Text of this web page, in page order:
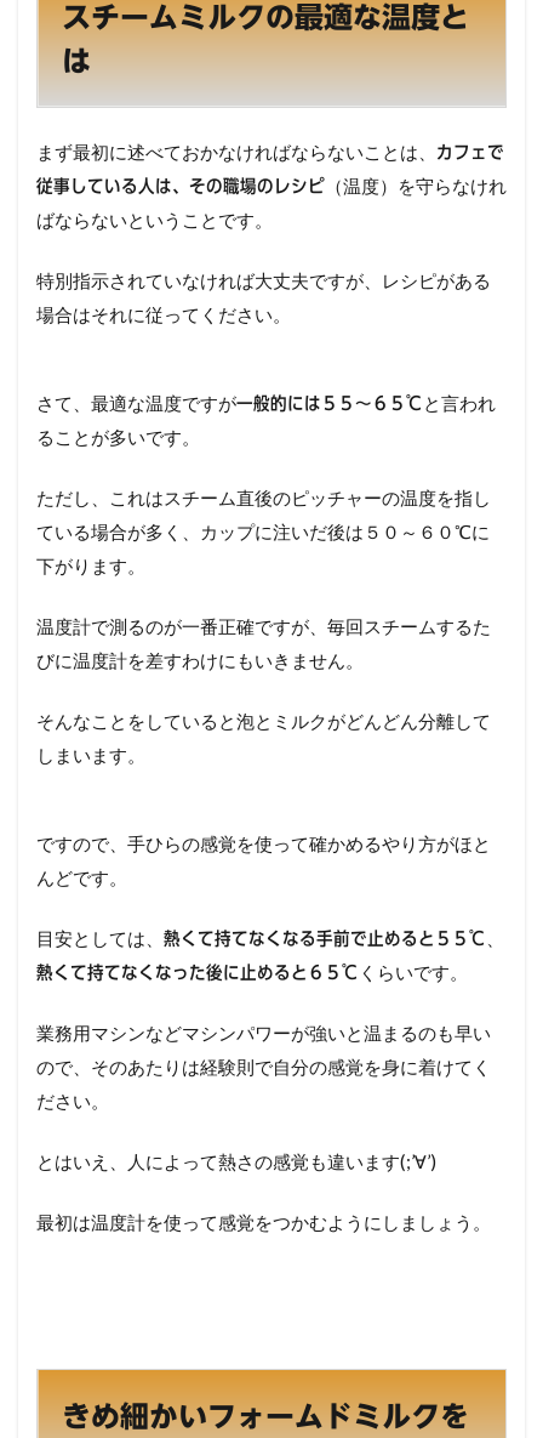
スチームミルクの最適な温度と
は
まず最初に述べておかなければならないことは、
カフェで
従事している人は、その職場のレシピ （温度）を守らなけれ
ばならないということです。
特別指示されていなければ大丈夫ですが、レシピがある
場合はそれに従ってください。
さて、最適な温度ですが一般的には５５～６５℃ と言われ
ることが多いです。
ただし、これはスチーム直後のピッチャーの温度を指し
ている場合が多く、カップに注いだ後は５０～６０℃に
下がります。
温度計で測るのが一番正確ですが、毎回スチームするた
びに温度計を差すわけにもいきません。
そんなことをしていると泡とミルクがどんどん分離して
しまいます。
ですので、手ひらの感覚を使って確かめるやり方がほと
んどです。
目安としては、 熱くて持てなくなる手前で止めると５５℃
熱くて持てなくなった後に止めると６５℃ くらいです。
業務用マシンなどマシンパワーが強いと温まるのも早い
ので、そのあたりは経験則で自分の感覚を身に着けてく
ださい。
とはいえ、人によって熱さの感覚も違います(;’∀’)
最初は温度計を使って感覚をつかむようにしましょう。
きめ細かいフォームドミルクを